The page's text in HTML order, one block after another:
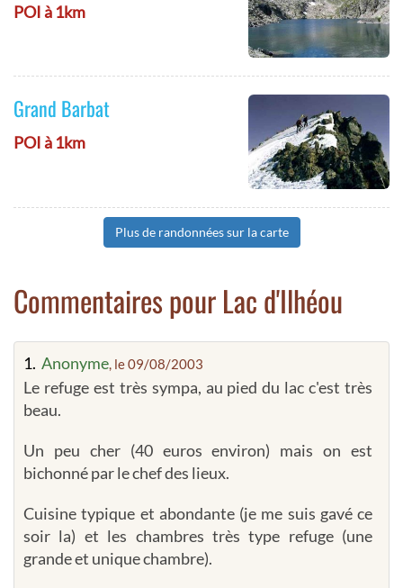
POI à 1km
Grand Barbat
POI à 1km
Plus de randonnées sur la carte
Commentaires pour Lac d'Ilhéou
1. Anonyme, le 09/08/2003
Le refuge est très sympa, au pied du lac c'est très
beau.
Un peu cher (40 euros environ) mais on est
bichonné par le chef des lieux.
Cuisine typique et abondante (je me suis gavé ce
soir la) et les chambres très type refuge (une
grande et unique chambre).